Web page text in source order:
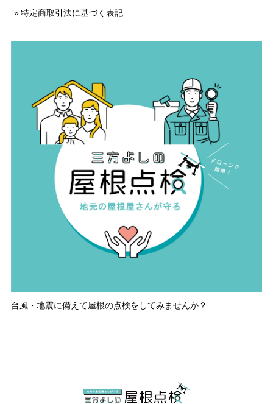
特定商取引法に基づく表記
台風・地震に備えて屋根の点検をしてみませんか？